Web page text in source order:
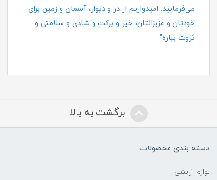
می‌فرمایید. امیدواریم از در و دیوار، آسمان و زمین برای
خودتان و عزیزانتان، خیر و برکت و شادی و سلامتی و
ثروت بباره"
برگشت به بالا
دسته بندی محصولات
لوازم آرایشی